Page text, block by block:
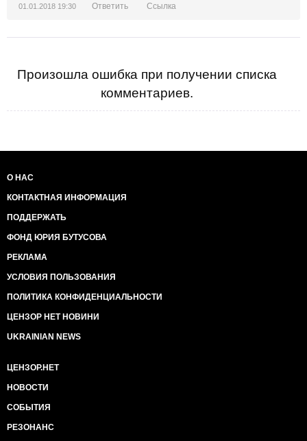
01.01.2018 19:30 Ответить Ссылка
Произошла ошибка при получении списка
комментариев.
О НАС
КОНТАКТНАЯ ИНФОРМАЦИЯ
ПОДДЕРЖАТЬ
ФОНД ЮРИЯ БУТУСОВА
РЕКЛАМА
УСЛОВИЯ ПОЛЬЗОВАНИЯ
ПОЛИТИКА КОНФИДЕНЦИАЛЬНОСТИ
ЦЕНЗОР НЕТ НОВИНИ
UKRAINIAN NEWS
ЦЕНЗОР.НЕТ
НОВОСТИ
СОБЫТИЯ
РЕЗОНАНС